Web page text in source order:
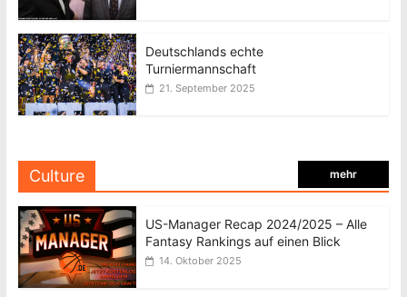
Deutschlands echte
Turniermannschaft
21. September 2025
Culture mehr
US-Manager Recap 2024/2025 – Alle
Fantasy Rankings auf einen Blick
14. Oktober 2025